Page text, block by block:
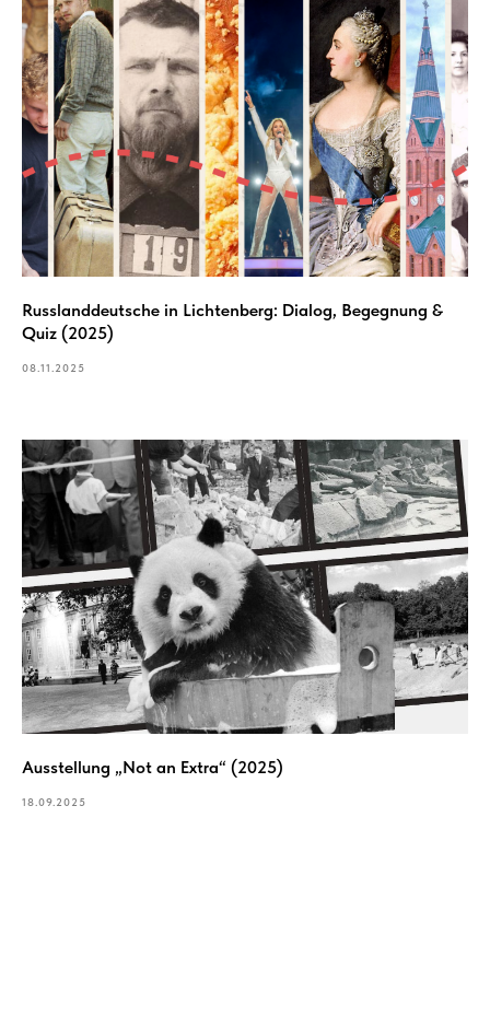
Russlanddeutsche in Lichtenberg: Dialog, Begegnung &
Quiz (2025)
08.11.2025
Ausstellung „Not an Extra“ (2025)
18.09.2025